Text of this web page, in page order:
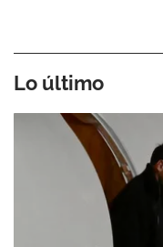
Lo último